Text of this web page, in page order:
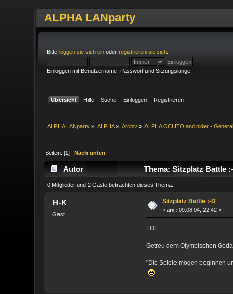
ALPHA LANparty
Bitteloggen sie sich ein oderregistrieren sie sich
Einloggen mit Benutzername, Passwort und Sitzungslänge
Übersicht Hilfe Suche Einloggen Registrieren
ALPHA LANparty » ALPHA» Archiv » ALPHA OCHTO and older - General
Seiten: [1]Nach unten
Autor Thema: Sitzplatz Battle
0 Mitglieder und 2 Gäste betrachten dieses Thema.
H-K
Gast
Sitzplatz Battle :-D
«am: 09.08.04, 22:42 »
LOL
Getreu dem Olympischen
"Die Spiele mögen beginnen